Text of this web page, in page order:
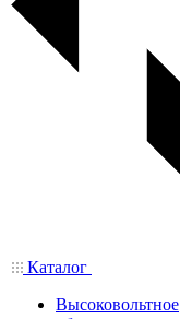
Каталог
Высоковольтное